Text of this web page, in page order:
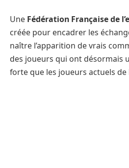
Une Fédération Française de
créée pour encadrer les
naître l’apparition de vrais
des joueurs qui ont désormais
forte que les joueurs actuels